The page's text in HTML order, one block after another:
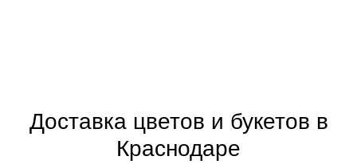
Доставка цветов и букетов в
Краснодаре